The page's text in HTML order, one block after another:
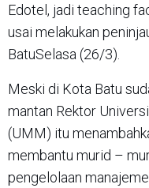
Edotel, jadi teaching
usai melakukan
BatuSelasa (26/3).
Meski di Kota Batu
mantan Rektor
(UMM) itu
membantu murid –
pengelolaan